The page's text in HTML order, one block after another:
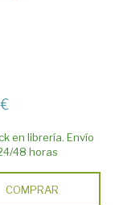
en librería. Envío
48 horas
COMPRAR